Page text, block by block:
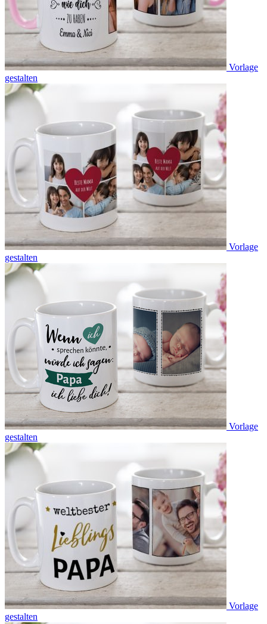
Vorlage
gestalten
Vorlage
gestalten
Vorlage
gestalten
Vorlage
gestalten